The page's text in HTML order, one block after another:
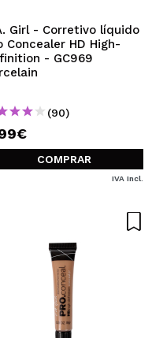
Girl - Corretivo líquido
Concealer HD High-
- GC969
(90)
COMPRAR
IVA Incl.